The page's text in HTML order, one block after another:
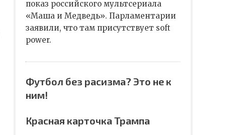
показ российского мультсериала
«Маша и Медведь». Парламентарии
заявили, что там присутствует soft
power.
Футбол без расизма? Это не к
ним!
Красная карточка Трампа